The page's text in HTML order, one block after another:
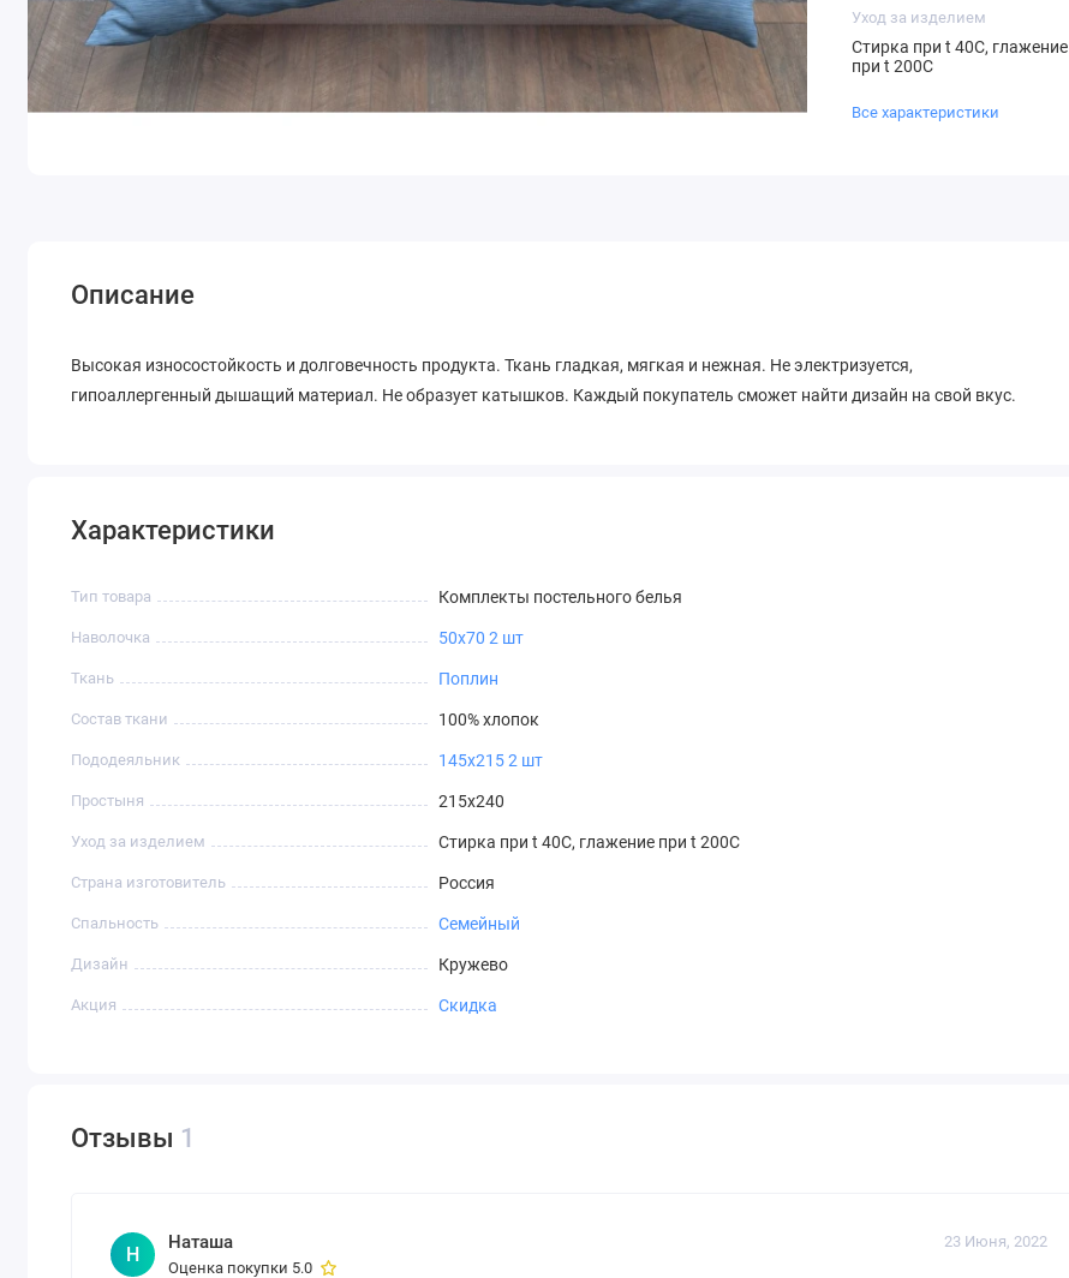
Уход за изделием
Стирка при t 40С, глажение
при t 200С
Все характеристики
Описание
Высокая износостойкость и долговечность продукта. Ткань гладкая, мягкая и нежная. Не электризуется,
гипоаллергенный дышащий материал. Не образует катышков. Каждый покупатель сможет найти дизайн на свой вкус.
Характеристики
Тип товара Комплекты постельного белья
Наволочка 50х70 2 шт
Ткань Поплин
Состав ткани 100% хлопок
Пододеяльник 145х215 2 шт
Простыня 215х240
Уход за изделием Стирка при t 40С, глажение при t 200С
Страна изготовитель Россия
Спальность Семейный
Дизайн Кружево
Акция Скидка
Отзывы 1
Н
Наташа
Оценка покупки 5.0
23 Июня, 2022